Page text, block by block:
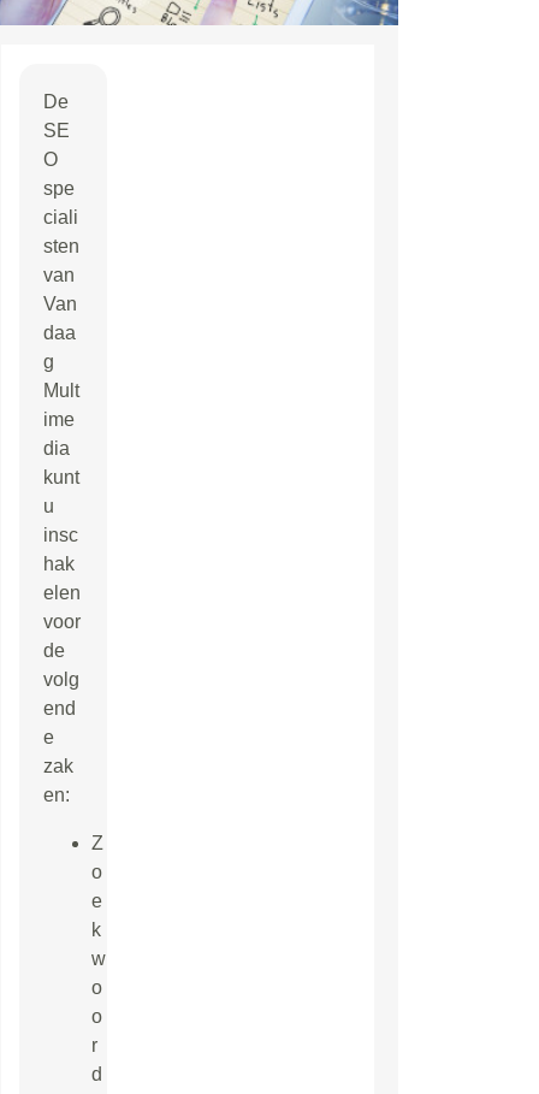
De
SE
O
spe
ciali
sten
van
Van
daa
g
Mult
ime
dia
kunt
u
insc
hak
elen
voor
de
volg
end
e
zak
en:
Z
o
e
k
w
o
o
r
d